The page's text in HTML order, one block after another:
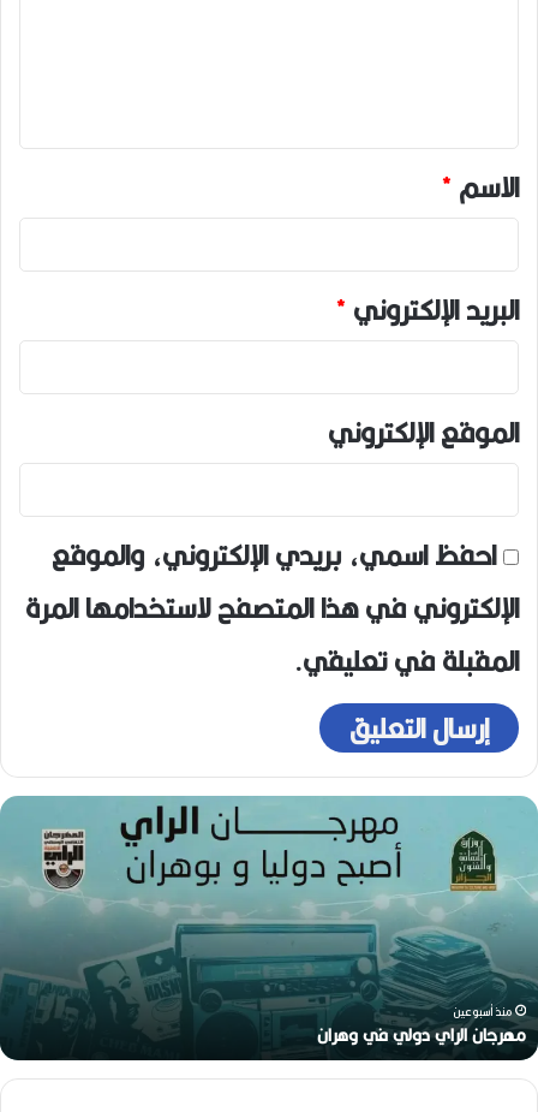
ق
*
الاسم*
البريد الإلكتروني*
الموقع الإلكتروني
احفظ اسمي، بريدي الإلكتروني، والموقع
الإلكتروني في هذا المتصفح لاستخدامها المرة
المقبلة في تعليقي.
م
ج
ا
ن
ا
ل
ر
ا
ي
د
منذ أسبوعين
مهرجان الراي دولي في وهران